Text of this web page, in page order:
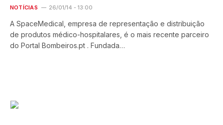
NOTÍCIAS 26/01/14 - 13:00
A SpaceMedical, empresa de representação e distribuição
de produtos médico-hospitalares, é o mais recente parceiro
do Portal Bombeiros.pt . Fundada…